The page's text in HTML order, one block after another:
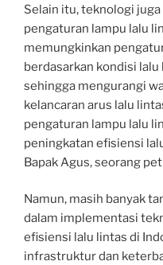
Selain itu, teknologi
pengaturan lampu lalu
memungkinkan
berdasarkan kondisi
sehingga mengurangi
kelancaran arus lalu
pengaturan lampu lalu
peningkatan efisiensi
Bapak Agus, seorang
Namun, masih banyak
dalam implementasi
efisiensi lalu lintas di
infrastruktur dan